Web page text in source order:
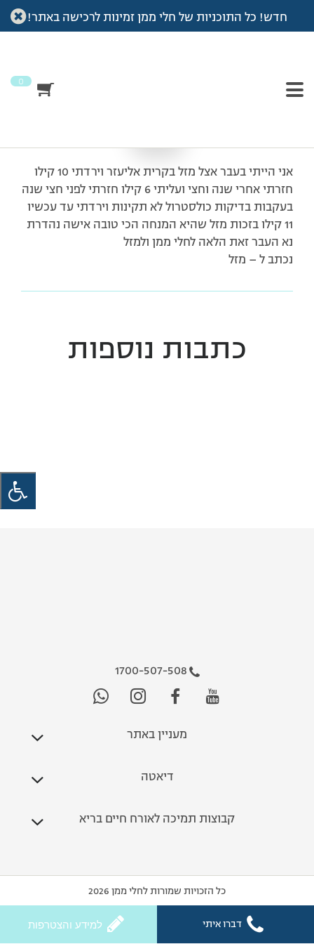
חדש! כל התוכניות של חלי ממן זמינות לרכישה באתר!
0
עמוד הבית >מכתבי תודה > שבחים
אני הייתי בעבר אצל מזל בקרית אליעזר וירדתי 10 קילו
חזרתי אחרי שנה וחצי ועליתי 6 קילו חזרתי לפני חצי שנה
בעקבות בדיקות כולסטרול לא תקינות וירדתי עד עכשיו
11 קילו בזכות מזל שהיא המנחה הכי טובה אישה נהדרת
נא העבר זאת הלאה לחלי ממן ולמזל
נכתב ל – מזל
כתבות נוספות
1700-507-508
מעניין באתר
דיאטה
קבוצות תמיכה לאורח חיים בריא
כל הזכויות שמורות לחלי ממן 2026
דברו איתי למידע והצטרפות